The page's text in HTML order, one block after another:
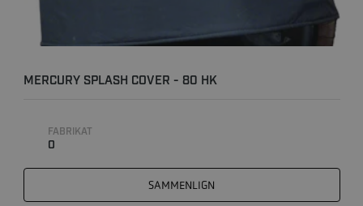
MERCURY SPLASH COVER - 80 HK
FABRIKAT
0
SAMMENLIGN